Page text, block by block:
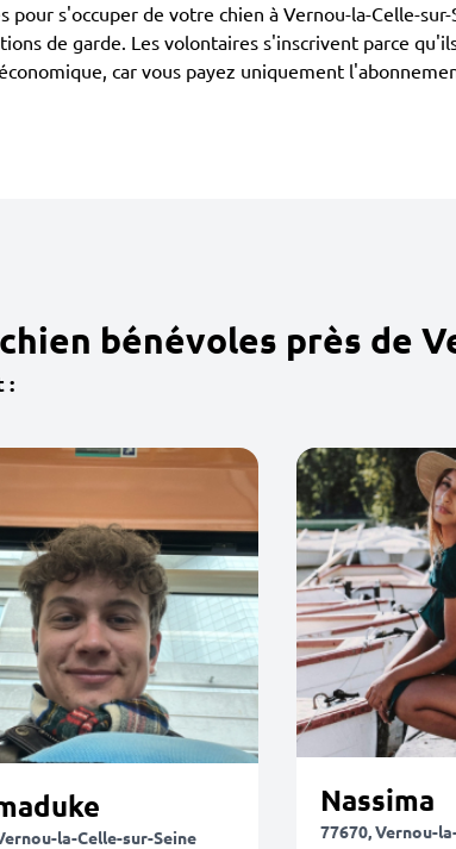
s'occuper de votre chien à Vernou-la-Celle-
de garde. Les volontaires s'inscrivent parce
car vous payez uniquement
bénévoles près de
:
la-Celle-sur-Seine
Nassima
77670, Vernou-